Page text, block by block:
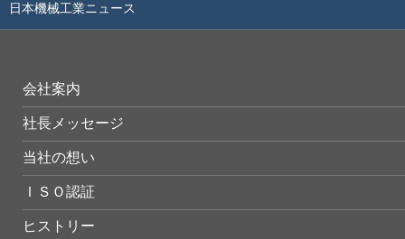
日本機械工業ニュース
会社案内
社長メッセージ
当社の想い
ＩＳＯ認証
ヒストリー